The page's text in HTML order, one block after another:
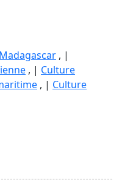
, |
, | Culture
, | Culture